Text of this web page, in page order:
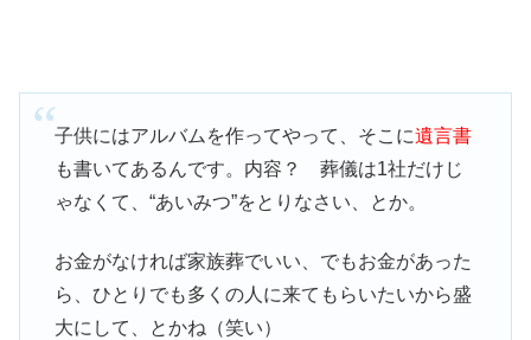
子供にはアルバムを作ってやって、そこに遺言書
も書いてあるんです。内容？ 葬儀は1社だけじ
ゃなくて、“あいみつ”をとりなさい、とか。
お金がなければ家族葬でいい、でもお金があった
ら、ひとりでも多くの人に来てもらいたいから盛
大にして、とかね（笑い）